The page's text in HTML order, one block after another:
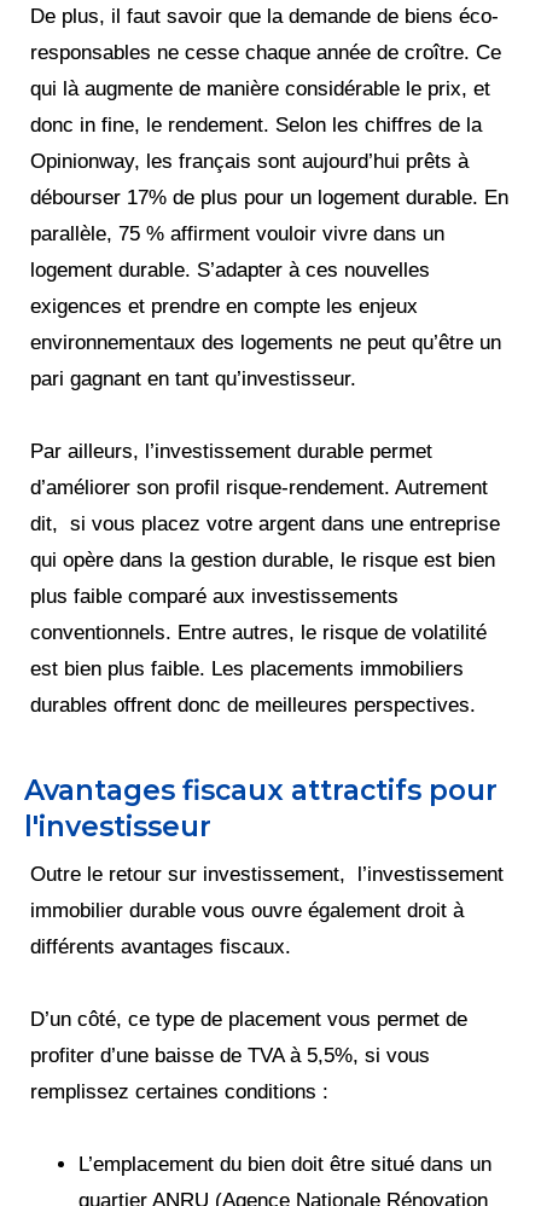
De plus, il faut savoir que la demande de biens éco-
responsables ne cesse chaque année de croître. Ce
qui là augmente de manière considérable le prix, et
donc in fine, le rendement. Selon les chiffres de la
Opinionway, les français sont aujourd’hui prêts à
débourser 17% de plus pour un logement durable. En
parallèle, 75 % affirment vouloir vivre dans un
logement durable. S’adapter à ces nouvelles
exigences et prendre en compte les enjeux
environnementaux des logements ne peut qu’être un
pari gagnant en tant qu’investisseur.
Par ailleurs, l’investissement durable permet
d’améliorer son profil risque-rendement. Autrement
dit, si vous placez votre argent dans une entreprise
qui opère dans la gestion durable, le risque est bien
plus faible comparé aux investissements
conventionnels. Entre autres, le risque de volatilité
est bien plus faible. Les placements immobiliers
durables offrent donc de meilleures perspectives.
Avantages fiscaux attractifs pour
l'investisseur
Outre le retour sur investissement, l’investissement
immobilier durable vous ouvre également droit à
différents avantages fiscaux.
D’un côté, ce type de placement vous permet de
profiter d’une baisse de TVA à 5,5%, si vous
remplissez certaines conditions :
L’emplacement du bien doit être situé dans un
quartier ANRU (Agence Nationale Rénovation